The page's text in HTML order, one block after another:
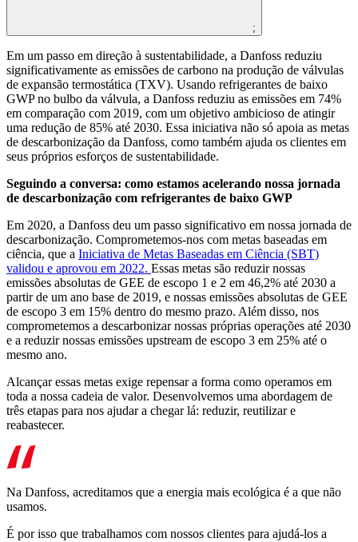
;
Em um passo em direção à sustentabilidade, a Danfoss reduziu
significativamente as emissões de carbono na produção de válvulas
de expansão termostática (TXV). Usando refrigerantes de baixo
GWP no bulbo da válvula, a Danfoss reduziu as emissões em 74%
em comparação com 2019, com um objetivo ambicioso de atingir
uma redução de 85% até 2030. Essa iniciativa não só apoia as metas
de descarbonização da Danfoss, como também ajuda os clientes em
seus próprios esforços de sustentabilidade.
Seguindo a conversa: como estamos acelerando nossa jornada
de descarbonização com refrigerantes de baixo GWP
Em 2020, a Danfoss deu um passo significativo em nossa jornada de
descarbonização. Comprometemos-nos com metas baseadas em
ciência, que a Iniciativa de Metas Baseadas em Ciência (SBT)
validou e aprovou em 2022. Essas metas são reduzir nossas
emissões absolutas de GEE de escopo 1 e 2 em 46,2% até 2030 a
partir de um ano base de 2019, e nossas emissões absolutas de GEE
de escopo 3 em 15% dentro do mesmo prazo. Além disso, nos
comprometemos a descarbonizar nossas próprias operações até 2030
e a reduzir nossas emissões upstream de escopo 3 em 25% até o
mesmo ano.
Alcançar essas metas exige repensar a forma como operamos em
toda a nossa cadeia de valor. Desenvolvemos uma abordagem de
três etapas para nos ajudar a chegar lá: reduzir, reutilizar e
reabastecer.
Na Danfoss, acreditamos que a energia mais ecológica é a que não
usamos.
É por isso que trabalhamos com nossos clientes para ajudá-los a